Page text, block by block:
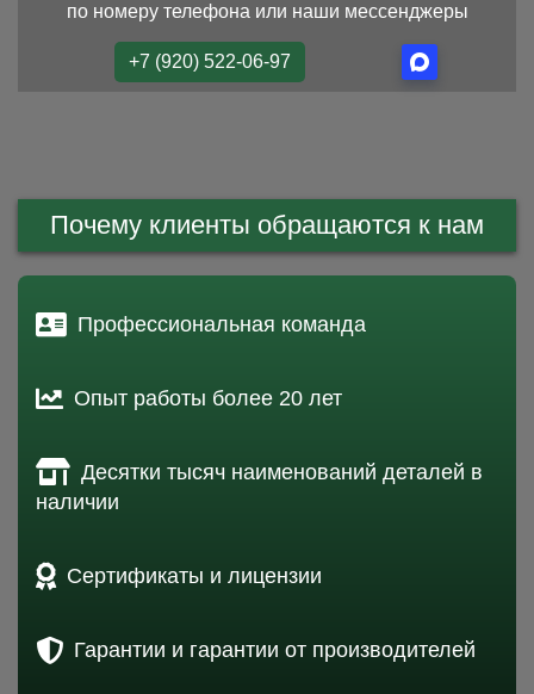
по номеру телефона или наши мессенджеры
+7 (920) 522-06-97
Почему клиенты обращаются к нам
Профессиональная команда
Опыт работы более 20 лет
Десятки тысяч наименований деталей в
наличии
Сертификаты и лицензии
Гарантии и гарантии от производителей